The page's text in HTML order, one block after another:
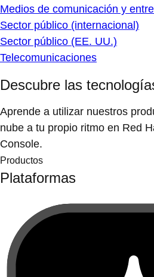
Medios de comunicación y
Sector público (internacional)
Sector público (EE. UU.)
Telecomunicaciones
Descubre las
Aprende a utilizar nuestros
nube a tu propio ritmo en Red
Console.
Productos
Plataformas